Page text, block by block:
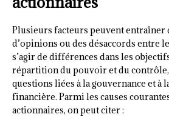
Plusieurs facteurs peuvent entraîner
d’opinions ou des désaccords entre
s’agir de différences dans les
répartition du pouvoir et du contrôle,
questions liées à la gouvernance et à
financière. Parmi les causes
actionnaires, on peut citer :